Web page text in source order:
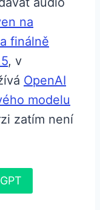
na
finálně
, v
OpenAI
modelu
zatím není